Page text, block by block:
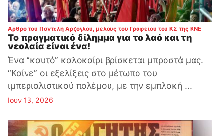
Άρθρο του Παντελή Αρζόγλου, μέλους του Γραφείου του ΚΣ της ΚΝΕ:
Το πραγματικό δίλημμα για το λαό και τη
νεολαία είναι ένα!
Ένα “καυτό” καλοκαίρι βρίσκεται μπροστά μας.
“Καίνε” οι εξελίξεις στο μέτωπο του
ιμπεριαλιστικού πολέμου, με την εμπλοκή ...
Ιουν 13, 2026